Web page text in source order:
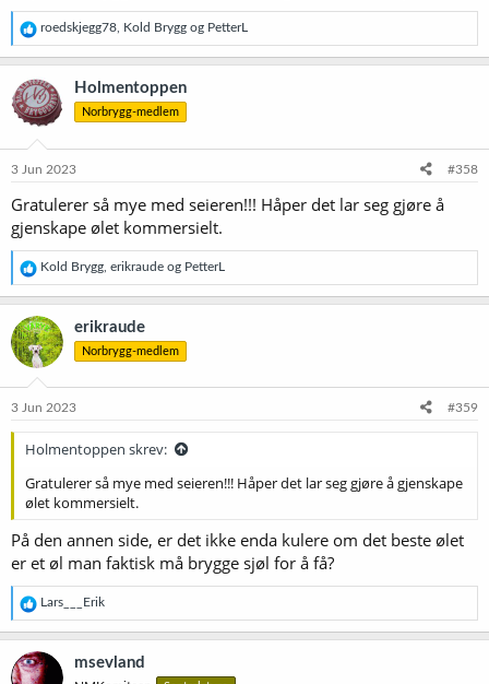
R
e
a
k
s
j
o
e
:
roedskjegg78 Kold Brygg og PetterL
Holmentoppen
Norbrygg-medlem
3 Jun 2023 #358
Gratulerer så mye med seieren!!! Håper det lar seg gjøre å
gjenskape ølet kommersielt.
R
e
a
k
s
j
o
e
Kold Brygg erikraude og PetterL
erikraude
Norbrygg-medlem
3 Jun 2023 #359
Holmentoppen skrev:
Gratulerer så mye med seieren!!! Håper det lar seg gjøre å gjenskape
ølet kommersielt.
På den annen side, er det ikke enda kulere om det beste ølet
er et øl man faktisk må brygge sjøl for å få?
R
e
a
k
s
Lars___Erik
msevland